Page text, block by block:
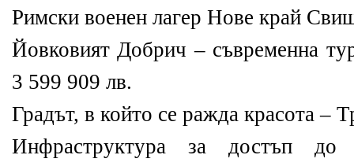
Римски военен лагер Нове край
Йовковият Добрич – съвременна
3 599 909 лв.
Градът, в който се ражда красота –
Инфраструктура за достъп до